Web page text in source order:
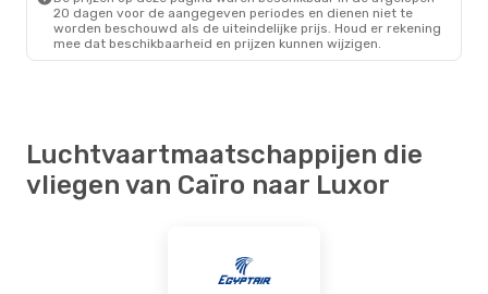
20 dagen voor de aangegeven periodes en dienen niet te
worden beschouwd als de uiteindelijke prijs. Houd er rekening
mee dat beschikbaarheid en prijzen kunnen wijzigen.
Luchtvaartmaatschappijen die
vliegen van Caïro naar Luxor